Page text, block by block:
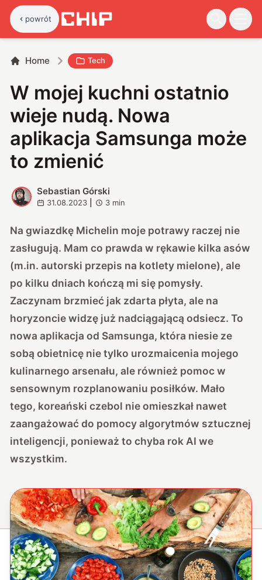
powrót
Home Tech
W mojej kuchni ostatnio
wieje nudą. Nowa
aplikacja Samsunga może
to zmienić
S
Sebastian Górski
31.08.2023 3 min
Na gwiazdkę Michelin moje potrawy raczej nie
zasługują. Mam co prawda w rękawie kilka asów
(m.in. autorski przepis na kotlety mielone), ale
po kilku dniach kończą mi się pomysły.
Zaczynam brzmieć jak zdarta płyta, ale na
horyzoncie widzę już nadciągającą odsiecz. To
nowa aplikacja od Samsunga, która niesie ze
sobą obietnicę nie tylko urozmaicenia mojego
kulinarnego arsenału, ale również pomoc w
sensownym rozplanowaniu posiłków. Mało
tego, koreański czebol nie omieszkał nawet
zaangażować do pomocy algorytmów sztucznej
inteligencji, ponieważ to chyba rok AI we
wszystkim.